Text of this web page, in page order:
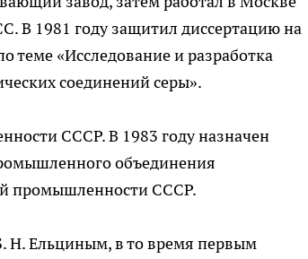
В 1981 году защитил диссертацию на
теме «Исследование и разработка
соединений серы».
СССР. В 1983 году назначен
объединения
промышленности СССР.
Н. Ельциным, в то время первым